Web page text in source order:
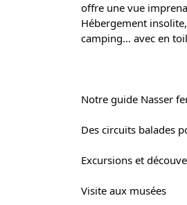
offre une vue
Hébergement
camping… avec en
Notre guide Nasser
Des circuits balades
Excursions et
Visite aux musées